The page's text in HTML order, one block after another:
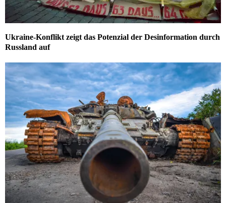
Ukraine-Konflikt zeigt das Potenzial der Desinformation durch
Russland auf